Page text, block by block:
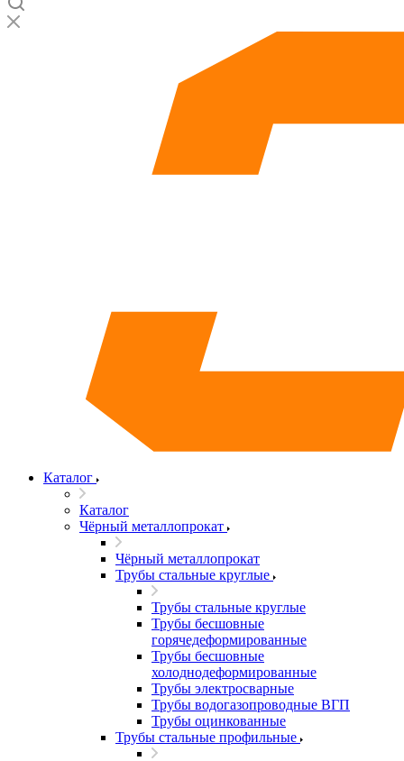
Каталог
Каталог
Чёрный металлопрокат
Чёрный металлопрокат
Трубы стальные круглые
Трубы стальные круглые
Трубы бесшовные
горячедеформированные
Трубы бесшовные
холоднодеформированные
Трубы электросварные
Трубы водогазопроводные ВГП
Трубы оцинкованные
Трубы стальные профильные